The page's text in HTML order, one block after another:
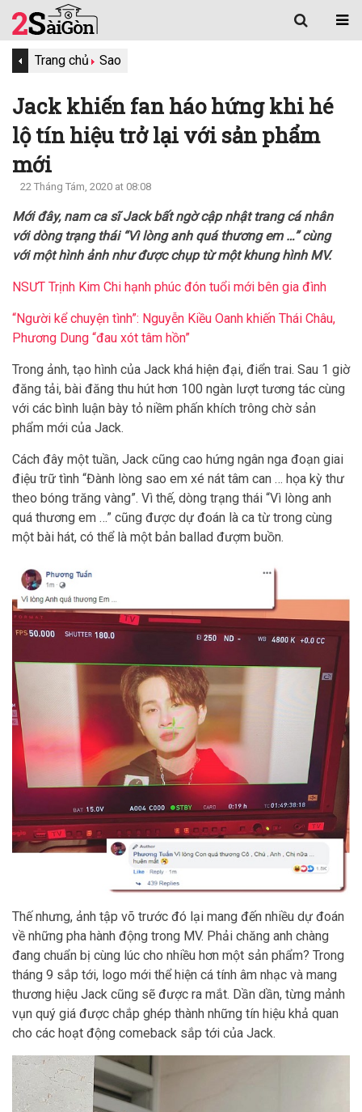
Trang chủ Sao
Jack khiến fan háo hứng khi hé
lộ tín hiệu trở lại với sản phẩm
mới
22 Tháng Tám, 2020 at 08:08
Mới đây, nam ca sĩ Jack bất ngờ cập nhật trang cá nhân
với dòng trạng thái “Vì lòng anh quá thương em …” cùng
với một hình ảnh như được chụp từ một khung hình MV.
NSƯT Trịnh Kim Chi hạnh phúc đón tuổi mới bên gia đình
“Người kể chuyện tình”: Nguyễn Kiều Oanh khiến Thái Châu,
Phương Dung “đau xót tâm hồn”
Trong ảnh, tạo hình của Jack khá hiện đại, điển trai. Sau 1 giờ
đăng tải, bài đăng thu hút hơn 100 ngàn lượt tương tác cùng
với các bình luận bày tỏ niềm phấn khích trông chờ sản
phẩm mới của Jack.
Cách đây một tuần, Jack cũng cao hứng ngân nga đoạn giai
điệu trữ tình “Đành lòng sao em xé nát tâm can … họa kỳ thư
theo bóng trăng vàng”. Vì thế, dòng trạng thái “Vì lòng anh
quá thương em …” cũng được dự đoán là ca từ trong cùng
một bài hát, có thể là một bản ballad đượm buồn.
Thế nhưng, ảnh tập võ trước đó lại mang đến nhiều dự đoán
về những pha hành động trong MV. Phải chăng anh chàng
đang chuẩn bị cùng lúc cho nhiều hơn một sản phẩm? Trong
tháng 9 sắp tới, logo mới thể hiện cá tính âm nhạc và mang
thương hiệu Jack cũng sẽ được ra mắt. Dần dần, từng mảnh
vụn quý giá được chắp ghép thành những tín hiệu khả quan
cho các hoạt động comeback sắp tới của Jack.